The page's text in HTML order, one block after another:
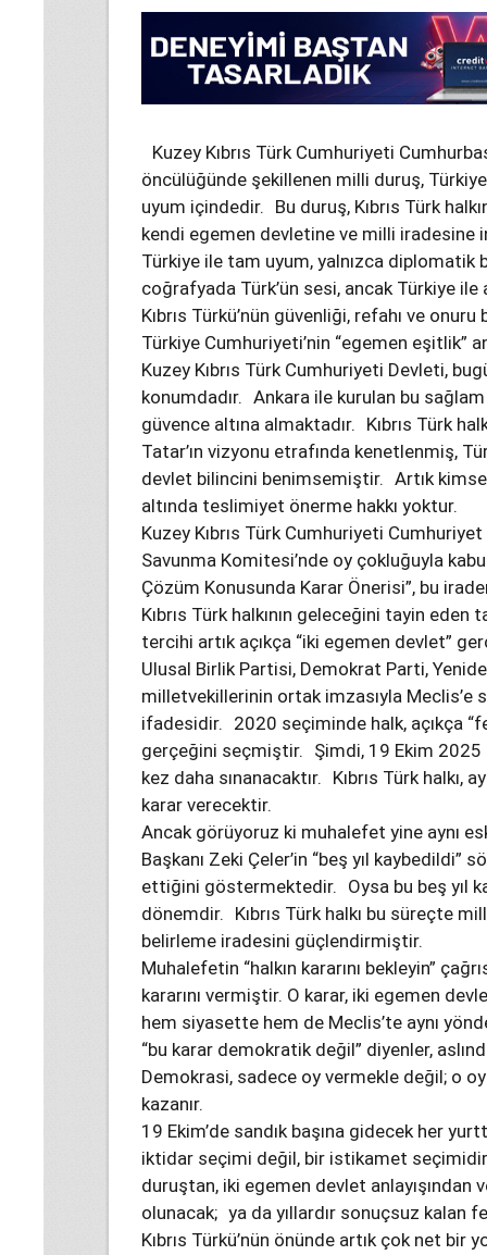
Kuzey Kıbrıs Türk Cumhuriyeti
öncülüğünde şekillenen milli duruş,
uyum içindedir. Bu duruş, Kıbrıs Türk
kendi egemen devletine ve milli iradesine
Türkiye ile tam uyum, yalnızca
coğrafyada Türk’ün sesi, ancak Türkiye
Kıbrıs Türkü’nün güvenliği, refahı ve
Türkiye Cumhuriyeti’nin “egemen eşitlik”
Kuzey Kıbrıs Türk Cumhuriyeti Devleti,
konumdadır. Ankara ile kurulan bu sağlam
güvence altına almaktadır. Kıbrıs Türk
Tatar’ın vizyonu etrafında kenetlenmiş,
devlet bilincini benimsemiştir. Artık
altında teslimiyet önerme hakkı yoktur.
Kuzey Kıbrıs Türk Cumhuriyeti
Savunma Komitesi’nde oy çokluğuyla
Çözüm Konusunda Karar Önerisi”, bu
Kıbrıs Türk halkının geleceğini tayin
tercihi artık açıkça “iki egemen devlet”
Ulusal Birlik Partisi, Demokrat Parti,
milletvekillerinin ortak imzasıyla Meclis’e
ifadesidir. 2020 seçiminde halk, açıkça
gerçeğini seçmiştir. Şimdi, 19 Ekim
kez daha sınanacaktır. Kıbrıs Türk
karar verecektir.
Ancak görüyoruz ki muhalefet yine aynı
Başkanı Zeki Çeler’in “beş yıl kaybedildi”
ettiğini göstermektedir. Oysa bu beş yıl
dönemdir. Kıbrıs Türk halkı bu süreçte
belirleme iradesini güçlendirmiştir.
Muhalefetin “halkın kararını bekleyin”
kararını vermiştir. O karar, iki egemen
hem siyasette hem de Meclis’te aynı
“bu karar demokratik değil” diyenler,
Demokrasi, sadece oy vermekle değil; o
kazanır.
19 Ekim’de sandık başına gidecek her
iktidar seçimi değil, bir istikamet
duruştan, iki egemen devlet anlayışından
olunacak; ya da yıllardır sonuçsuz kalan
Kıbrıs Türkü’nün önünde artık çok net bir